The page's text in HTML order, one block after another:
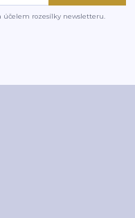
účelem rozesílky newsletteru.